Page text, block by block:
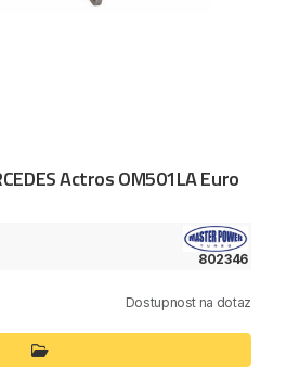
Actros OM501LA Euro
802346
Dostupnost na dotaz